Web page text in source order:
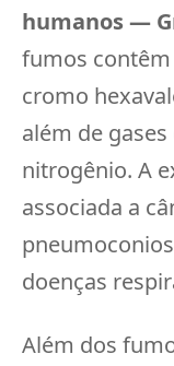
humanos —
fumos
cromo
além de
nitrogênio. A
associada a
doenças
Além dos